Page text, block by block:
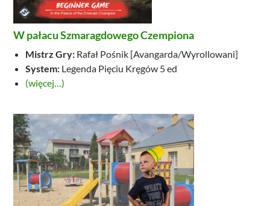
W pałacu Szmaragdowego Czempiona
Mistrz Gry: Rafał Pośnik [Avangarda/Wyrollowani]
System: Legenda Pięciu Kręgów 5 ed
(więcej…)